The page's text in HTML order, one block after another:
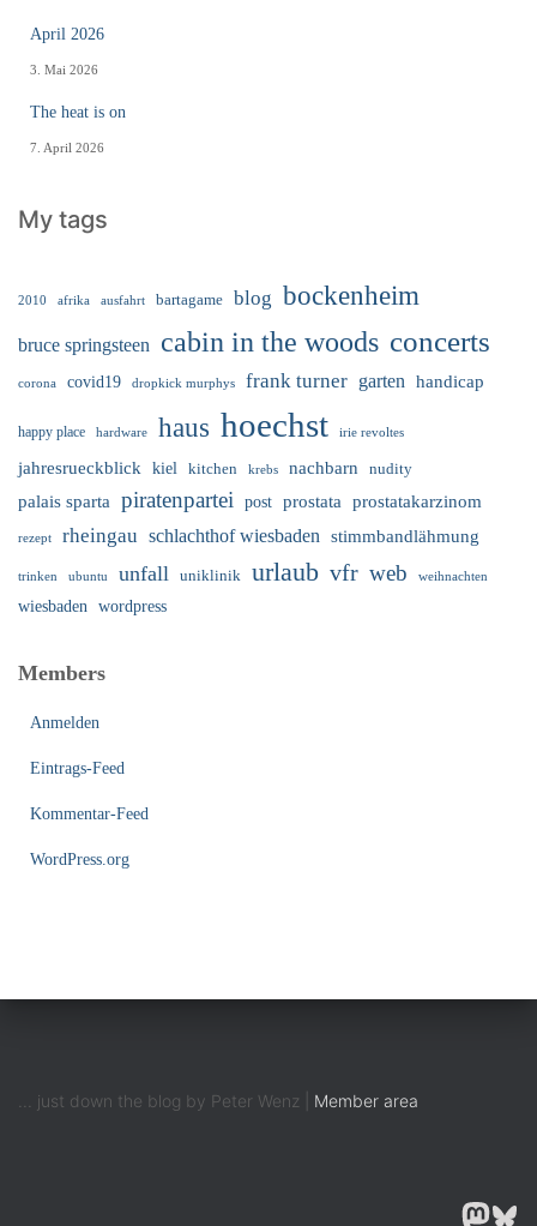
April 2026
3. Mai 2026
The heat is on
7. April 2026
My tags
2010 afrika ausfahrt bartagame blog bockenheim
bruce springsteen cabin in the woods concerts
corona covid19 dropkick murphys frank turner garten handicap
happy place hardware haus hoechst irie revoltes
jahresrueckblick kiel kitchen krebs nachbarn nudity
palais sparta piratenpartei post prostata prostatakarzinom
rezept rheingau schlachthof wiesbaden stimmbandlähmung
trinken ubuntu unfall uniklinik urlaub vfr web weihnachten
wiesbaden wordpress
Members
Anmelden
Eintrags-Feed
Kommentar-Feed
WordPress.org
... just down the blog by Peter Wenz | Member area
MASTODON